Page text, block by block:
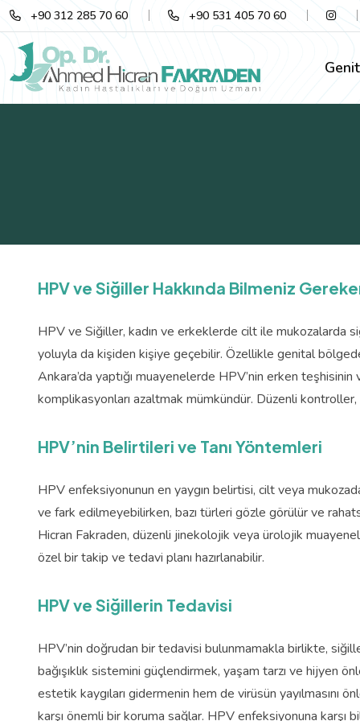
+90 312 285 70 60 +90 531 405 70 60
HPV ve Siğiller Hakkında Bilmeniz
HPV ve Siğiller, kadın ve erkeklerde cilt ile mukozalarda
yoluyla da kişiden kişiye geçebilir. Özellikle genital
Ankara’da yaptığı muayenelerde HPV’nin erken
komplikasyonları azaltmak mümkündür. Düzenli kontroller,
HPV’nin Belirtileri ve Tanı Yöntemleri
HPV enfeksiyonunun en yaygın belirtisi, cilt veya
ve fark edilmeyebilirken, bazı türleri gözle görülür ve
Hicran Fakraden, düzenli jinekolojik veya ürolojik
özel bir takip ve tedavi planı hazırlanabilir.
HPV ve Siğillerin Tedavisi
HPV’nin doğrudan bir tedavisi bulunmamakla birlikte,
bağışıklık sistemini güçlendirmek, yaşam tarzı ve hijyen
estetik kaygıları gidermenin hem de virüsün yayılmasını
karşı önemli bir koruma sağlar. HPV enfeksiyonuna karşı